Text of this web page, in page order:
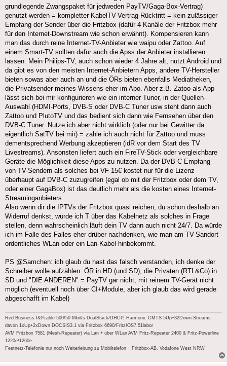
grundlegende Zwangspaket für jedweden PayTV/Gaga-Box-Vertrag)
genutzt werden = kompletter KabelTV-Vertrag Rücktritt = kein zulässiger
Empfang der Sender über die Fritzbox (dafür 4 Kanäle der Fritzbox mehr
für den Internet-Downstream wie schon erwähnt). Kompensieren kann
man das durch reine Internet-TV-Anbieter wie waipu oder Zattoo. Auf
einem Smart-TV sollten dafür auch die Apss der Anbieter installieren
lassen. Mein Philips-TV, auch schon wieder 4 Jahre alt, nutzt Android und
da gibt es von den meisten Internet-Anbietern Apps, andere TV-Hersteller
bieten sowas aber auch an und die ÖRs bieten ebenfalls Mediatheken,
die Privatsender meines Wissens eher im Abo. Aber z.B. Zatoo als App
lässt sich bei mir konfigurieren wie ein interner Tuner, in der Quellen-
Auswahl (HDMI-Ports, DVB-S oder DVB-C Tuner usw steht dann auch
Zattoo und PlutoTV und das bedient sich dann wie Fernsehen über den
DVB-C Tuner. Nutze ich aber nicht wirklich (oder nur bei Gewitter da
eigentlich SatTV bei mir) = zahle ich auch nicht für Zattoo und muss
dementsprechend Werbung akzeptieren (idR vor dem Start des TV
Livestreams). Ansonsten liefert auch ein FireTV-Stick oder vergleichbare
Geräte die Möglichkeit diese Apps zu nutzen. Da der DVB-C Empfang
von TV-Sendern als solches bei VF 15€ kostet nur für die Lizenz
überhaupt auf DVB-C zuzugreifen (egal ob mit der Fritzbox oder dem TV,
oder einer GagaBox) ist das deutlich mehr als die kosten eines Internet-
Streaminganbieters.
Also wenn dir die IPTVs der Fritzbox quasi reichen, du schon deshalb an
Widerruf denkst, würde ich T über das Kabelnetz als solches in Frage
stellen, denn wahrscheinlich läuft dein TV dann auch nicht 24/7. Da würde
ich im Falle des Falles eher drüber nachdenken, wie man am TV-Sandort
ordentliches WLan oder ein Lan-Kabel hinbekommt.
PS @Samchen: ich glaub du hast das falsch verstanden, ich denke der
Schreiber wolle aufzählen: ÖR in HD (und SD), die Privaten (RTL&Co) in
SD und "DIE ANDEREN" = PayTV gar nicht, mit reinem TV-Gerät nicht
möglich (eventuell noch über CI+Module, aber ich glaub das wird gerade
abgeschafft im Kabel)
Red Business I&Pcable 500/50 Mbit/s DualStack/DHCP, Harmonic CMTS 5Up+32Down-Streams
davon 1xUp+2xDown DOCSIS3.1 via Fritzbox 6690/Fritz!OS7.51labor
AVM Fritzbox 7581 (Mesh-Repeater) via Lan + über WLan AVM Fritz-Repeater 2400 & Fritz-Powerline
1220e/1260e
Festnetz-Telefonie nur noch Weiterleitung zu Mobiltelefon + Fritzbox-AB. Vodafone West NRW